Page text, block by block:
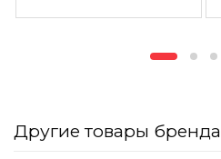
Другие товары бренда